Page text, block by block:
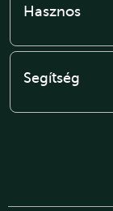
Hasznos
Segítség